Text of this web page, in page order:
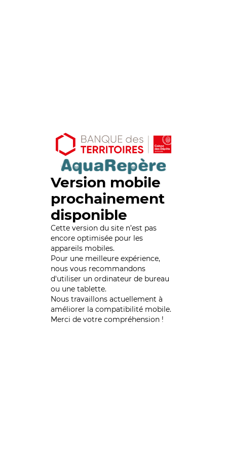
Version mobile
prochainement
disponible
Cette version du site n’est pas
encore optimisée pour les
appareils mobiles.
Pour une meilleure expérience,
nous vous recommandons
d'utiliser un ordinateur de bureau
ou une tablette.
Nous travaillons actuellement à
améliorer la compatibilité mobile.
Merci de votre compréhension !